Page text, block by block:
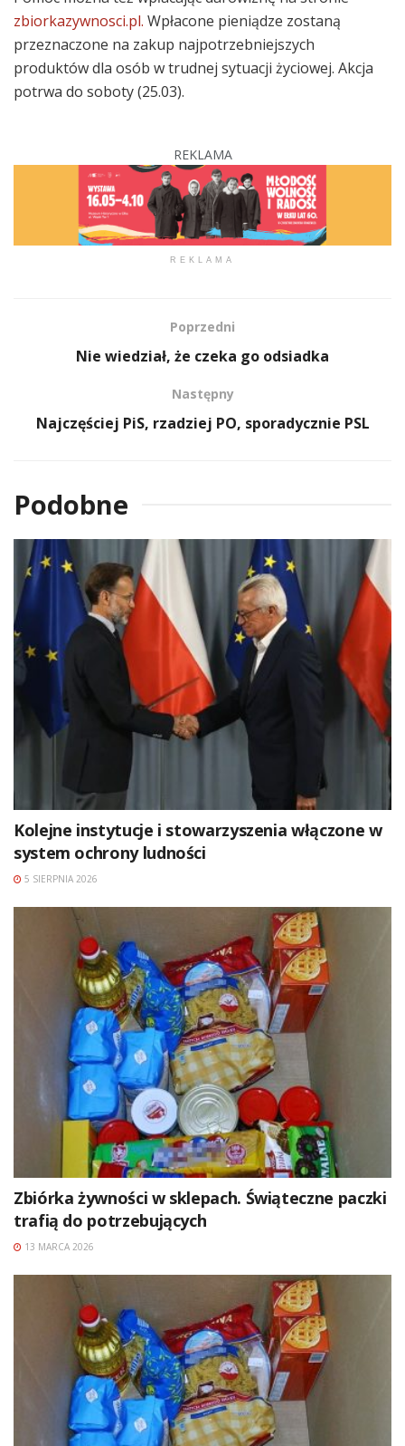
zbiorkazywnosci.pl. Wpłacone pieniądze zostaną
przeznaczone na zakup najpotrzebniejszych
produktów dla osób w trudnej sytuacji życiowej. Akcja
potrwa do soboty (25.03).
REKLAMA
REKLAMA
Poprzedni
Nie wiedział, że czeka go odsiadka
Następny
Najczęściej PiS, rzadziej PO, sporadycznie PSL
Podobne
Kolejne instytucje i stowarzyszenia włączone w
system ochrony ludności
5 SIERPNIA 2026
Zbiórka żywności w sklepach. Świąteczne paczki
trafią do potrzebujących
13 MARCA 2026